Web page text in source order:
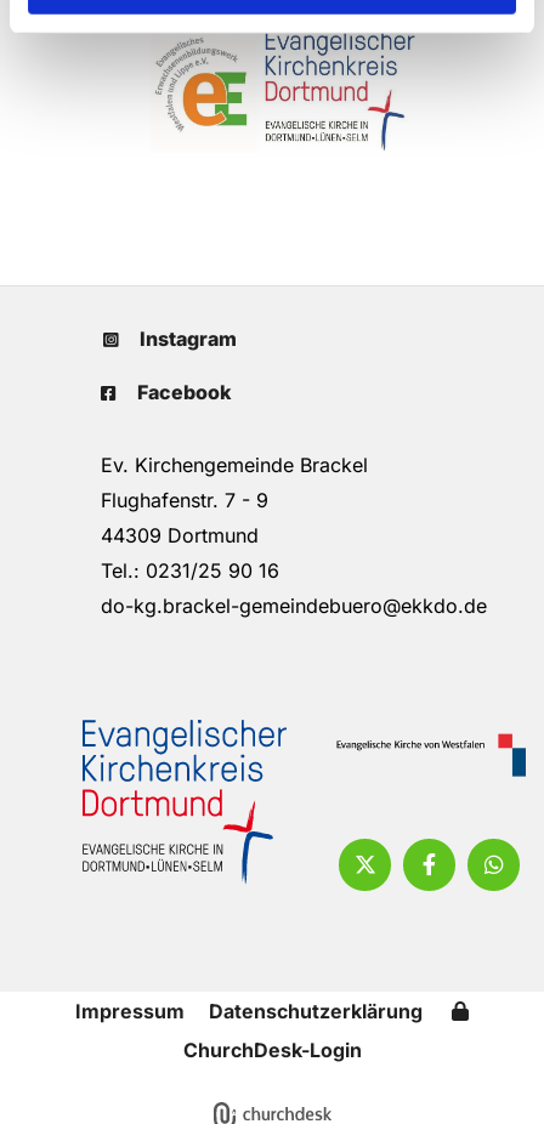
Instagram
Facebook
Ev. Kirchengemeinde Brackel
Flughafenstr. 7 - 9
44309 Dortmund
Tel.: 0231/25 90 16
do-kg.brackel-gemeindebuero@ekkdo.de
Impressum
Datenschutzerklärung
ChurchDesk-Login